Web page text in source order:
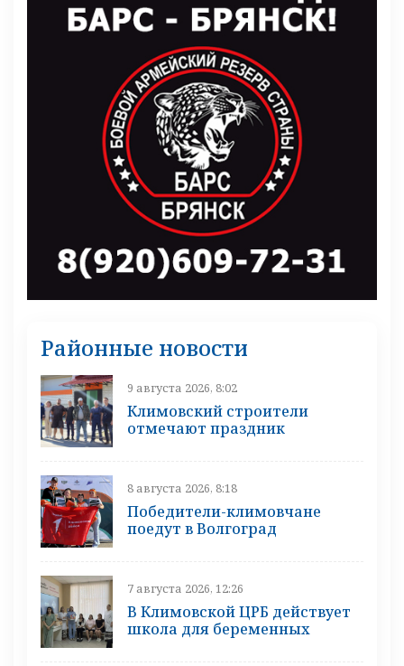
Районные новости
9 августа 2026, 8:02
Климовский строители
отмечают праздник
8 августа 2026, 8:18
Победители-климовчане
поедут в Волгоград
7 августа 2026, 12:26
В Климовской ЦРБ действует
школа для беременных